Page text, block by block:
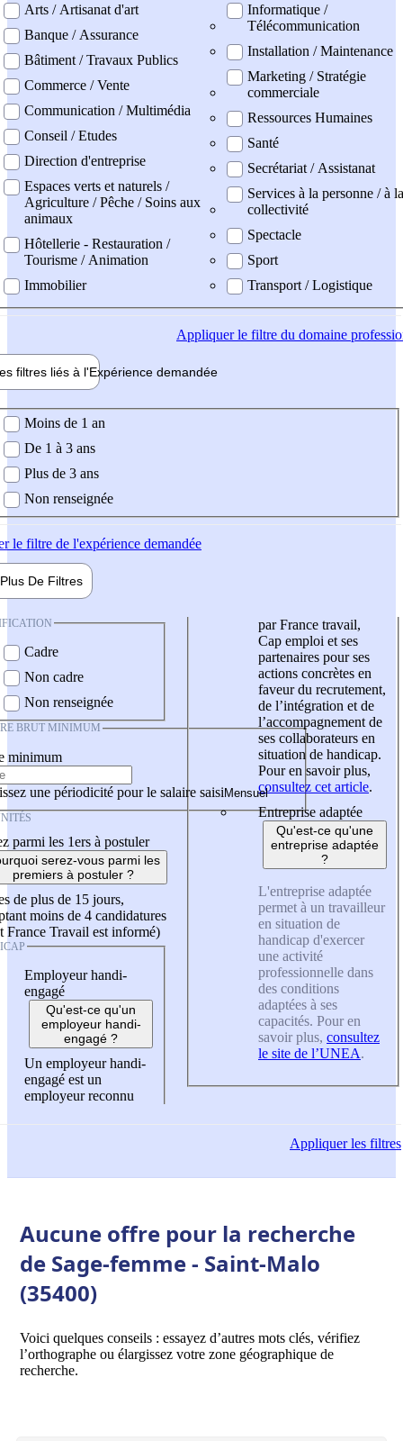
Arts / Artisanat d'art
Banque / Assurance
Bâtiment / Travaux Publics
Commerce / Vente
Communication / Multimédia
Conseil / Etudes
Direction d'entreprise
Espaces verts et naturels /
Agriculture / Pêche / Soins aux
animaux
Hôtellerie - Restauration /
Tourisme / Animation
Immobilier
Informatique /
Télécommunication
Installation / Maintenance
Marketing / Stratégie
commerciale
Ressources Humaines
Santé
Secrétariat / Assistanat
Services à la personne / à la
collectivité
Spectacle
Sport
Transport / Logistique
Appliquerle filtre du domaine
filtres liés à l'Expérience demandée
demandée
Moins de 1 an
De 1 à 3 ans
Plus de 3 ans
Non renseignée
le filtre de l'expérience demandée
Plus De Filtres
Cadre
Non cadre
Non renseignée
BRUT MINIMUM
minimum
une périodicité pour le salaire saisi
parmi les 1ers à postuler
serez-vous parmi les
premiers à postuler ?
de plus de 15 jours,
moins de 4 candidatures
France Travail est informé)
Employeur handi-
engagé
Qu'est-ce qu'un
employeur handi-
engagé ?
Un employeur handi-
engagé est un
employeur reconnu
par France travail,
Cap emploi et ses
partenaires pour ses
actions concrètes en
faveur du recrutement,
de l’intégration et de
l’accompagnement de
ses collaborateurs en
situation de handicap.
Pour en savoir plus,
consultez cet article.
Entreprise adaptée
Qu'est-ce qu'une
entreprise adaptée
?
L'entreprise adaptée
permet à un travailleur
en situation de
handicap d'exercer
une activité
professionnelle dans
des conditions
adaptées à ses
capacités. Pour en
savoir plus, consultez
le site de l’UNEA.
Appliquerles filtres
Aucune offre pour la recherche
de Sage-femme - Saint-Malo
(35400)
Voici quelques conseils : essayez d’autres mots clés, vérifiez
l’orthographe ou élargissez votre zone géographique de
recherche.